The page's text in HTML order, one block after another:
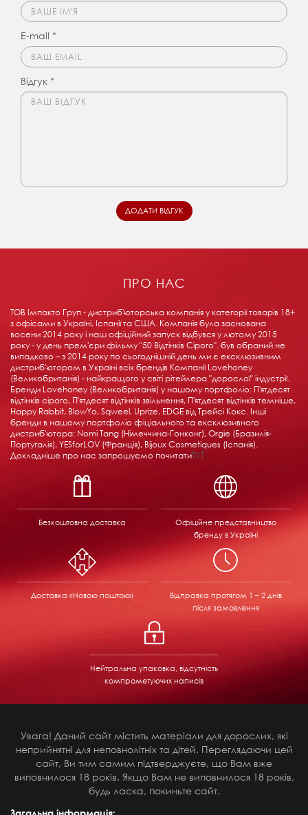
E-mail *
Відгук *
ПРО НАС
ТОВ Імпакто Груп - дистриб'юторська компанія у категорії товарів 18+ ​​
з офісами в Україні, Іспанії та США. Компанія була заснована
восени 2014 року і наш офіційний запуск відбувся у лютому 2015
року - у день прем'єри фільму "50 Відтінків Сірого". був обраний не
випадково – з 2014 року по сьогоднішній день ми є ексклюзивним
дистриб'ютором в Україні всіх брендів Компанії Lovehoney
(Великобританія) - найкращого у світі рітейлера "дорослої" індустрії.
Бренди Lovehoney (Великобританія) у нашому портфоліо: П'ятдесят
відтінків сірого, П'ятдесят відтінків звільнення, П'ятдесят відтінків темніше,
Happy Rabbit, BlowYo, Sqweel, Uprize, EDGE від Трейсі Кокс. Інші
бренди в нашому портфоліо фіціального та ексклюзивного
дистриб'ютора: Nomi Tang (Німеччина-Гонконг), Orgie (Бразилія-
Португалія), YESforLOV (Франція), Bijoux Cosmetiques (Іспанія).
Докладніше про нас запрошуємо почитатиТУТ
Безкоштовна доставка
Офіційне представництво
бренду в Україні
Доставка «Новою поштою» Відправка протягом 1 – 2 днів
після замовлення
Нейтральна упаковка, відсутність
компрометуючих написів
Увага! Даний сайт містить матеріали для дорослих, які
неприйнятні для неповнолітніх та дітей. Переглядаючи цей
сайт, Ви тим самим підтверджуєте, що Вам вже
виповнилося 18 років. Якщо Вам не виповнилося 18 років,
будь ласка, покиньте сайт.
Загальна інформація: